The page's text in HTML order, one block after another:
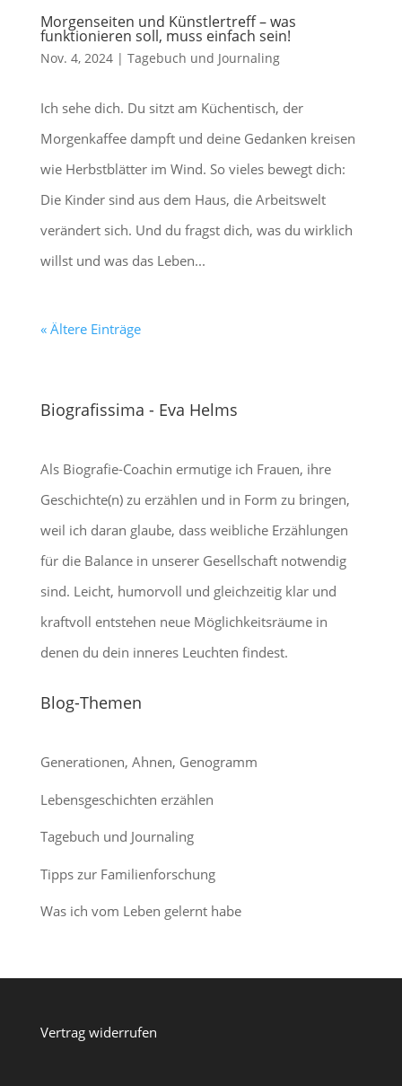
Morgenseiten und Künstlertreff – was
funktionieren soll, muss einfach sein!
Nov. 4, 2024| Tagebuch und Journaling
Ich sehe dich. Du sitzt am Küchentisch, der
Morgenkaffee dampft und deine Gedanken kreisen
wie Herbstblätter im Wind. So vieles bewegt dich:
Die Kinder sind aus dem Haus, die Arbeitswelt
verändert sich. Und du fragst dich, was du wirklich
willst und was das Leben...
« Ältere Einträge
Biografissima - Eva Helms
Als Biografie-Coachin ermutige ich Frauen, ihre
Geschichte(n) zu erzählen und in Form zu bringen,
weil ich daran glaube, dass weibliche Erzählungen
für die Balance in unserer Gesellschaft notwendig
sind. Leicht, humorvoll und gleichzeitig klar und
kraftvoll entstehen neue Möglichkeitsräume in
denen du dein inneres Leuchten findest.
Blog-Themen
Generationen, Ahnen, Genogramm
Lebensgeschichten erzählen
Tagebuch und Journaling
Tipps zur Familienforschung
Was ich vom Leben gelernt habe
Vertrag widerrufen